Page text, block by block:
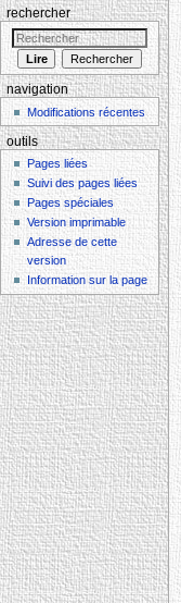
rechercher
navigation
Modifications récentes
outils
Pages liées
Suivi des pages liées
Pages spéciales
Version imprimable
Adresse de cette
version
Information sur la page